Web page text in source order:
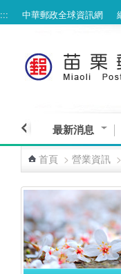
跳到主要內容區塊
::: 中華郵政全球資訊網
最新消息
首頁 > 營業資訊 >